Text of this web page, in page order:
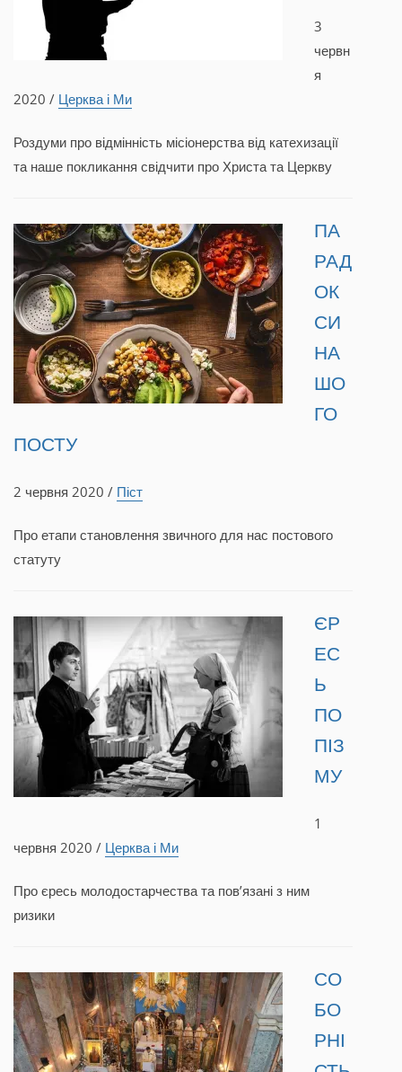
3
червн
я
2020 / Церква і Ми
Роздуми про відмінність місіонерства від катехизації
та наше покликання свідчити про Христа та Церкву
ПА
РАД
ОК
СИ
НА
ШО
ГО
ПОСТУ
2 червня 2020 / Піст
Про етапи становлення звичного для нас постового
статуту
ЄР
ЕС
Ь
ПО
ПІЗ
МУ
1
червня 2020 / Церква і Ми
Про єресь молодостарчества та пов’язані з ним
ризики
СО
БО
РНІ